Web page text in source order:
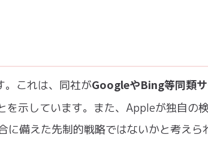
これは、同社がGoogleやBing等同類
を示しています。また、Appleが独自の
に備えた先制的戦略ではないかと考えら